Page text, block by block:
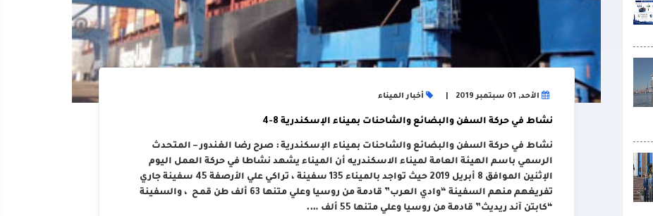
الأحد, 01 سبتمبر 2019 أخبار الميناء
نشاط في حركة السفن والبضائع والشاحنات بميناء الإسكندرية 8-4
نشاط في حركة السفن والبضائع والشاحنات بميناء الإسكندرية : صرح رضا الغندور – المتحدث
الرسمي باسم الهيئة العامة لميناء الاسكندريه أن الميناء يشهد نشاطا في حركة العمل اليوم
الإثنين الموافق 8 أبريل 2019 حيث تواجد بالميناء 135 سفينة ، تراكي علي الأرصفة 45 سفينة جاري
تفريغهم منهم السفينة “وادي العرب” قادمة من روسيا وعلي متنها 63 ألف طن قمح ، والسفينة
“كابتن آند ريديث” قادمة من روسيا وعلي متنها 55 ألف ….